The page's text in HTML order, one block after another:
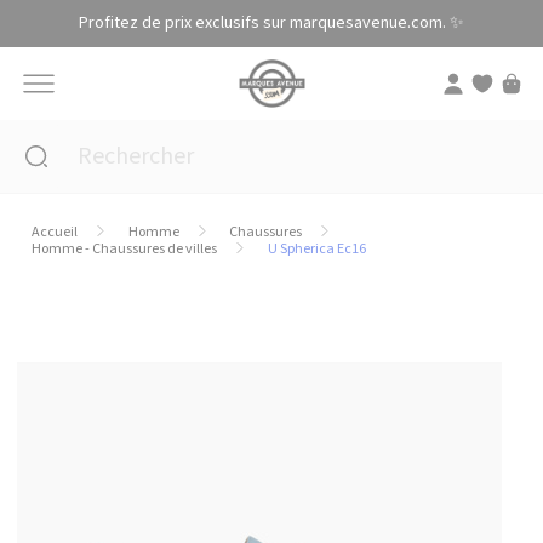
Profitez de prix exclusifs sur marquesavenue.com. ✨
Accueil Homme
Chaussures
Homme - Chaussures de villes
U Spherica Ec16
Panneau de gestion des cookies